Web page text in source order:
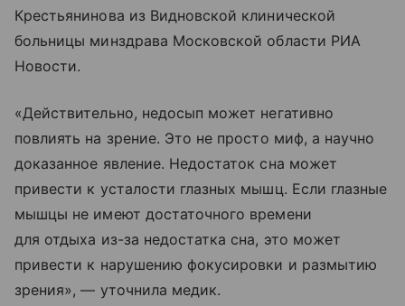
Крестьянинова из Видновской клинической
больницы минздрава Московской области РИА
Новости.
«Действительно, недосып может негативно
повлиять на зрение. Это не просто миф, а научно
доказанное явление. Недостаток сна может
привести к усталости глазных мышц. Если глазные
мышцы не имеют достаточного времени
для отдыха из-за недостатка сна, это может
привести к нарушению фокусировки и размытию
зрения», — уточнила медик.